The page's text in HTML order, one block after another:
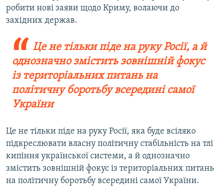
робити нові заяви щодо Криму, волаючи до
західних держав.
Це не тільки піде на руку Росії, а й
однозначно змістить зовнішній фокус
із територіальних питань на
політичну боротьбу всередині самої
України
Це не тільки піде на руку Росії, яка буде всіляко
підкреслювати власну політичну стабільність на тлі
кипіння української системи, а й однозначно
змістить зовнішній фокус із територіальних питань
на політичну боротьбу всередині самої України.